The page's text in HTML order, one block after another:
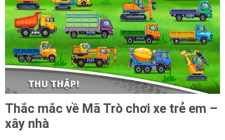
Thắc mắc về Mã Trò chơi xe trẻ em –
xây nhà